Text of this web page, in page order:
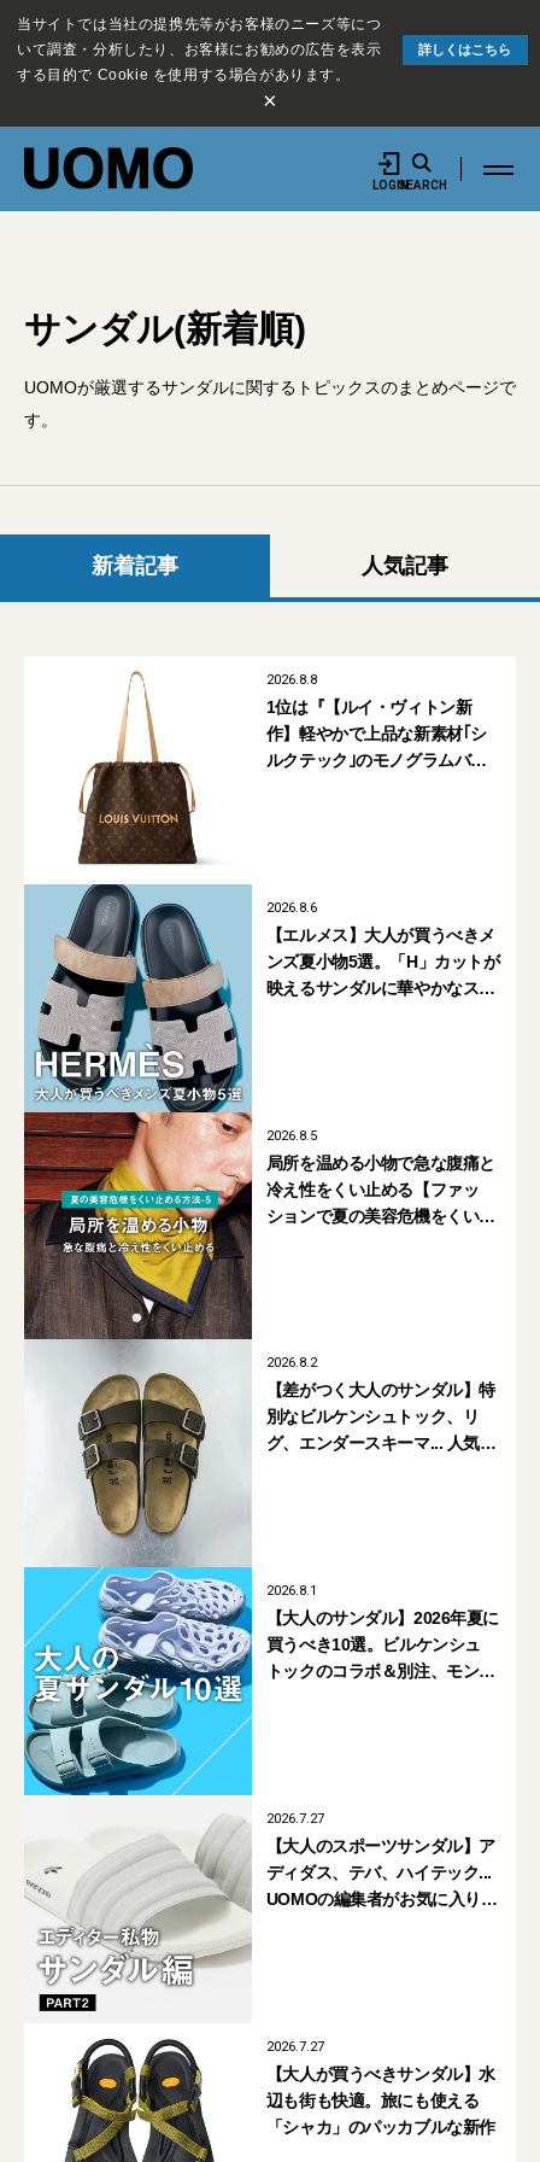
当サイトでは当社の提携先等がお客様のニーズ等につ
いて調査・分析したり、お客様にお勧めの広告を表示
する目的で Cookie を使用する場合があります。
詳しくはこちら
×
LOGINSEARCH
サンダル(新着順)
UOMOが厳選するサンダルに関するトピックスのまとめページで
す。
新着記事 人気記事
2026.8.8
1位は『【ルイ・ヴィトン新
作】軽やかで上品な新素材｢シ
ルクテック｣のモノグラムバッ
2026.8.6
【エルメス】大人が買うべきメ
ンズ夏小物5選。「H」カットが
映えるサンダルに華やかなス
2026.8.5
局所を温める小物で急な腹痛と
冷え性をくい止める【ファッ
ションで夏の美容危機をくい止
2026.8.2
【差がつく大人のサンダル】特
別なビルケンシュトック、リ
グ、エンダースキーマ... 人気ブ
2026.8.1
【大人のサンダル】2026年夏に
買うべき10選。ビルケンシュ
トックのコラボ＆別注、モンベ
2026.7.27
【大人のスポーツサンダル】ア
ディダス、テバ、ハイテック...
UOMOの編集者がお気に入りの
2026.7.27
【大人が買うべきサンダル】水
辺も街も快適。旅にも使える
「シャカ」のパッカブルな新作